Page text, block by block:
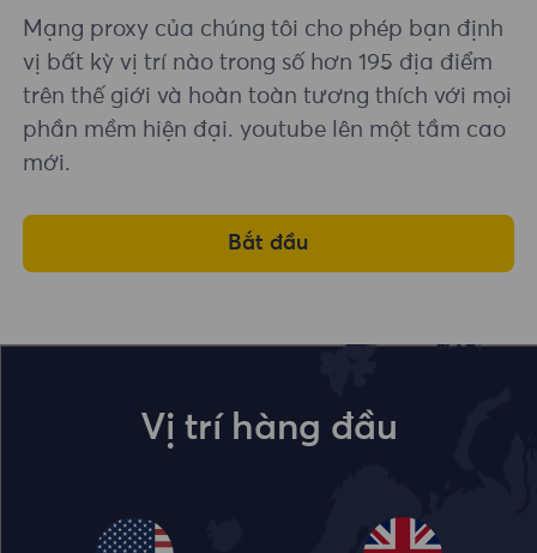
Mạng proxy của chúng tôi cho phép bạn định
vị bất kỳ vị trí nào trong số hơn 195 địa điểm
trên thế giới và hoàn toàn tương thích với mọi
phần mềm hiện đại. youtube lên một tầm cao
mới.
Bắt đầu
Vị trí hàng đầu